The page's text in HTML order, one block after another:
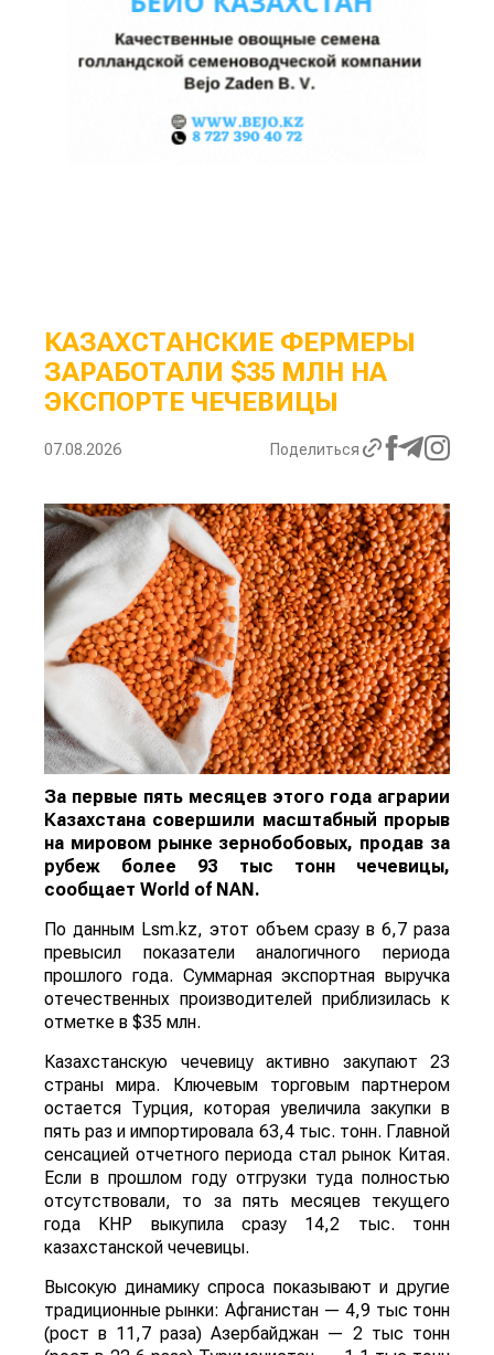
КАЗАХСТАНСКИЕ ФЕРМЕРЫ
ЗАРАБОТАЛИ $35 МЛН НА
ЭКСПОРТЕ ЧЕЧЕВИЦЫ
07.08.2026 Поделиться
За первые пять месяцев этого года аграрии
Казахстана совершили масштабный прорыв
на мировом рынке зернобобовых, продав за
рубеж более 93 тыс тонн чечевицы,
сообщает World of NAN .
По данным Lsm.kz, этот объем сразу в 6,7 раза
превысил показатели аналогичного периода
прошлого года. Суммарная экспортная выручка
отечественных производителей приблизилась к
отметке в $35 млн.
Казахстанскую чечевицу активно закупают 23
страны мира. Ключевым торговым партнером
остается Турция, которая увеличила закупки в
пять раз и импортировала 63,4 тыс. тонн. Главной
сенсацией отчетного периода стал рынок Китая.
Если в прошлом году отгрузки туда полностью
отсутствовали, то за пять месяцев текущего
года КНР выкупила сразу 14,2 тыс. тонн
казахстанской чечевицы.
Высокую динамику спроса показывают и другие
традиционные рынки: Афганистан — 4,9 тыс тонн
(рост в 11,7 раза) Азербайджан — 2 тыс тонн